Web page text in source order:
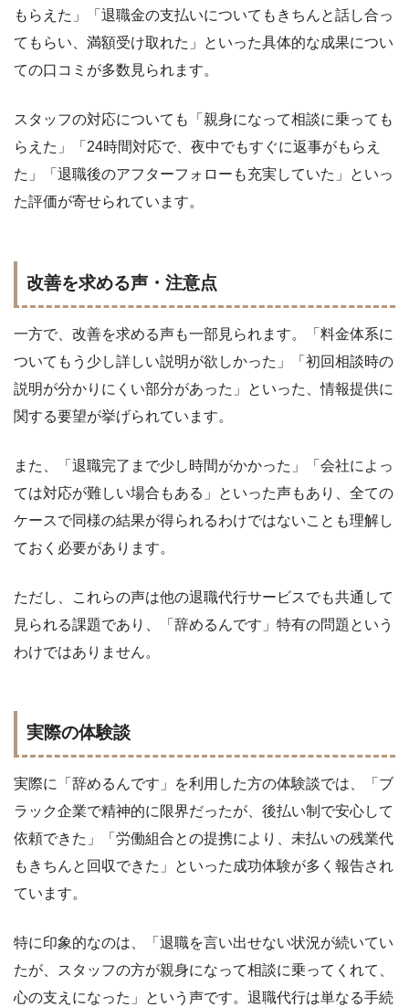
もらえた」「退職金の支払いについてもきちんと話し合っ
てもらい、満額受け取れた」といった具体的な成果につい
ての口コミが多数見られます。
スタッフの対応についても「親身になって相談に乗っても
らえた」「24時間対応で、夜中でもすぐに返事がもらえ
た」「退職後のアフターフォローも充実していた」といっ
た評価が寄せられています。
改善を求める声・注意点
一方で、改善を求める声も一部見られます。「料金体系に
ついてもう少し詳しい説明が欲しかった」「初回相談時の
説明が分かりにくい部分があった」といった、情報提供に
関する要望が挙げられています。
また、「退職完了まで少し時間がかかった」「会社によっ
ては対応が難しい場合もある」といった声もあり、全ての
ケースで同様の結果が得られるわけではないことも理解し
ておく必要があります。
ただし、これらの声は他の退職代行サービスでも共通して
見られる課題であり、「辞めるんです」特有の問題という
わけではありません。
実際の体験談
実際に「辞めるんです」を利用した方の体験談では、「ブ
ラック企業で精神的に限界だったが、後払い制で安心して
依頼できた」「労働組合との提携により、未払いの残業代
もきちんと回収できた」といった成功体験が多く報告され
ています。
特に印象的なのは、「退職を言い出せない状況が続いてい
たが、スタッフの方が親身になって相談に乗ってくれて、
心の支えになった」という声です。退職代行は単なる手続